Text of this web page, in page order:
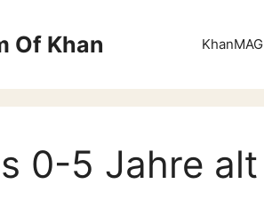
Of Khan KhanMAG
0-5 Jahre alt